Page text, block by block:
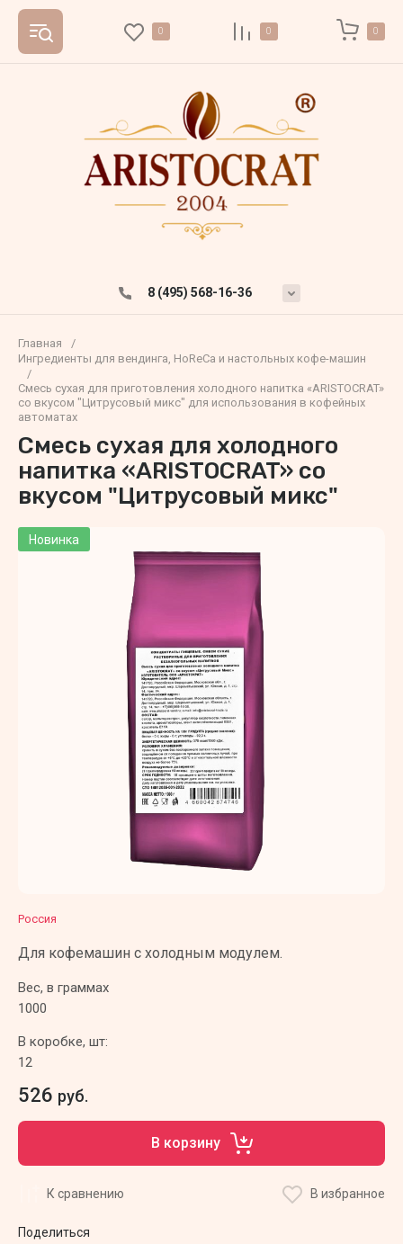
0 0 0
8 (495) 568-16-36
Главная
/
Ингредиенты для вендинга, HoReCa и настольных кофе-машин
/
Смесь сухая для приготовления холодного напитка «ARISTOCRAT»
со вкусом "Цитрусовый микс" для использования в кофейных
автоматах
Смесь сухая для холодного
напитка «ARISTOCRAT» со
вкусом "Цитрусовый микс"
Новинка
Россия
Для кофемашин с холодным модулем.
Вес, в граммах
1000
В коробке, шт:
12
526 руб.
В корзину
К сравнению В избранное
Поделиться